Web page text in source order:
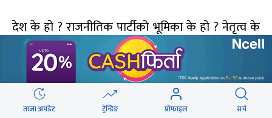
देश के हो ? राजनीतिक पार्टीको भूमिका के हो ? नेतृत्व के
हो ? नेताको शैली र चिन्तन कस्तो हुनुपर्छ ? यस्ता यावत्
प्रश्नमाथि गम्भीर भएर नसोचेसम्म कुनै सकारात्मक परिवर्तन
आउँदैन। नेता देउता होइन, न समस्याको समाधान कुनै
ताजा अपडेट ट्रेन्डिङ प्रोफाइल सर्च